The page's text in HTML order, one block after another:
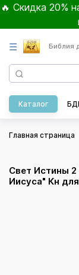
🔥 Скидка 20%
☰ Библия
Каталог
Главная страница
Свет Истины
Иисуса" Кн